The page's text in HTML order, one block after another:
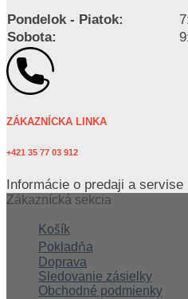
Pondelok - Piatok:
Sobota:
ZÁKAZNÍCKA LINKA
+421 35 77 03 912
Informácie o predaji a servise
Zákaznícká sekcia
Košík
Pokladňa
Doprava
Sledovanie zásielky
Obchodné podmienky